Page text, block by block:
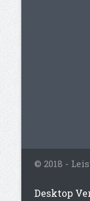
© 2018 -
Desktop